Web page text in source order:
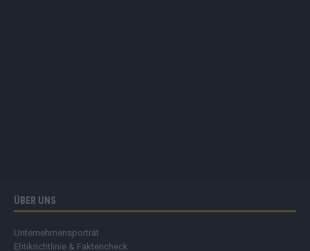
ÜBER UNS
Unternehmensporträt
Ehtikrichtlinie & Faktencheck